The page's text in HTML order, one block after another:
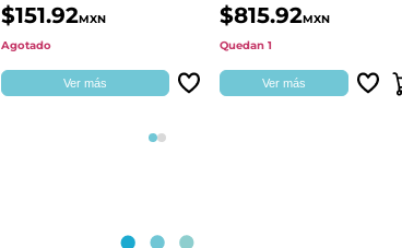
$151.92MXN
Agotado
Ver más
$815.92MXN
Quedan 1
Ver más
Página 1
Página 2